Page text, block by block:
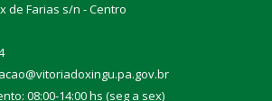
de Farias s/n - Centro
08:00-14:00 hs (seg a sex)